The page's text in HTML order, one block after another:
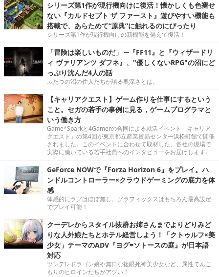
シリーズ第1作が現行機向けに復活！懐かしくも色褪せ
ない『カルドセプト ザ ファースト』遊びやすい機能も
搭載で、あらためて“原典”に触れるのにぴったり
シリーズ第1作が現行機向けの新機能を備えて復活！
「冒険は楽しいものだ」 ─『FF11』と『ウィザードリ
ィ ヴァリアンツ ダフネ』、"優しくないRPG"の沼にど
っぷり沈んだ4人の話
ふたつの沼の住人たちが語る奥深さとは。
【キャリアクエスト】ゲーム作りを仕事にするという
こと。セガの若手の事例に見る，ゲームプログラマと
いう働き方
Game*Sparkと4Gamerの合同による就活イベント「キャリア
クエスト」の第4回が東京都立産業貿易センター浜松町館で開催
されました。このイベントに合わせて取材した、各社の現場で
実際に働いている若手社員へのインタビューをお届けします。
GeForce NOWで『Forza Horizon 6』をプレイ。ハ
ンドルコントローラー×クラウドゲーミングの底力を体
感
体感的にラグはほぼ無し。グラフィックスはもちろん最高設定
でプレイ可能！
クーデレからスタイル抜群お姉さんまでよりどりみど
りな人外娘たちとホテル経営しよう！「クトゥルフ×美
少女」テーマのADV『ヨグ=ソトースの庭』が日本語
対応
ツンデレドラゴン娘や無口な複眼死神美少女など、属性てんこ
もりのヒロインたちがアツい！